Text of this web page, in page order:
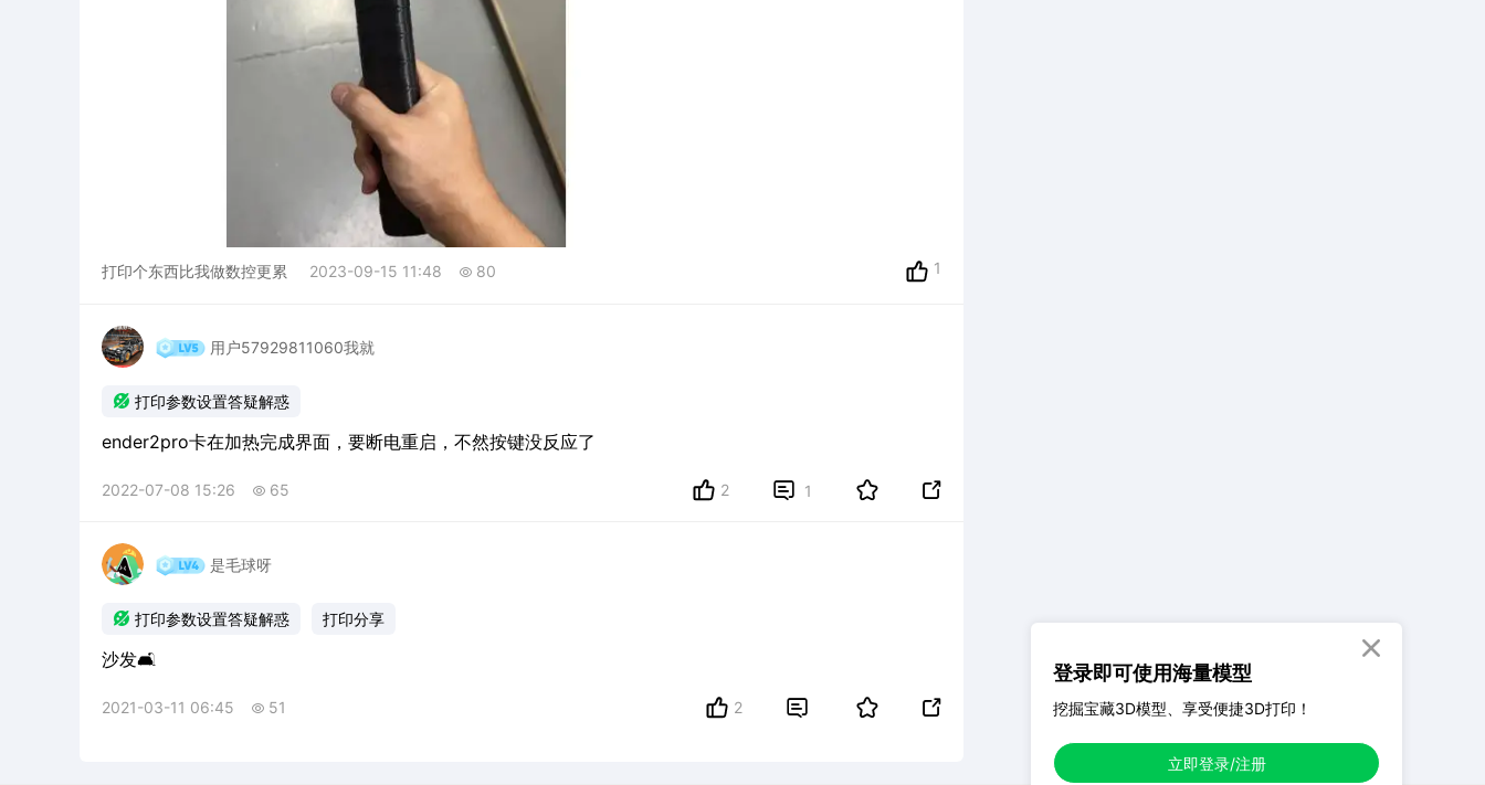
打印个东西比我做数控更累 2023-09-15 11:48  80 1
用户57929811060我就
 打印参数设置答疑解惑
ender2pro卡在加热完成界面，要断电重启，不然按键没反应了
2022-07-08 15:26  65 2  1 
是毛球呀
 打印参数设置答疑解惑 打印分享
沙发🛋
2021-03-11 06:45  51 2  
登录即可使用海量模型
挖掘宝藏3D模型、享受便捷3D打印！
立即登录/注册
